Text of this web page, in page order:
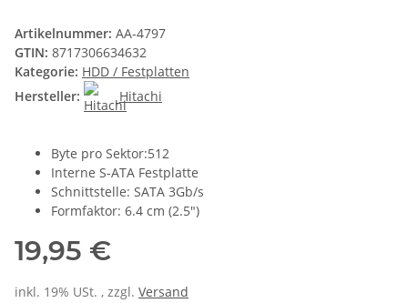
Artikelnummer: AA-4797
GTIN: 8717306634632
Kategorie: HDD / Festplatten
Hersteller:
Hitachi
Byte pro Sektor:512
Interne S-ATA Festplatte
Schnittstelle: SATA 3Gb/s
Formfaktor: 6.4 cm (2.5")
19,95 €
inkl. 19% USt. , zzgl. Versand